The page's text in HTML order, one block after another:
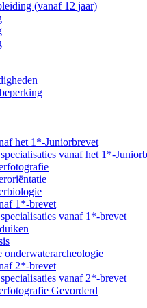
(vanaf 12 jaar)
het 1*-Juniorbrevet
vanaf het 1*-
1*-brevet
vanaf 1*-brevet
onderwaterarcheologie
2*-brevet
vanaf 2*-brevet
Gevorderd